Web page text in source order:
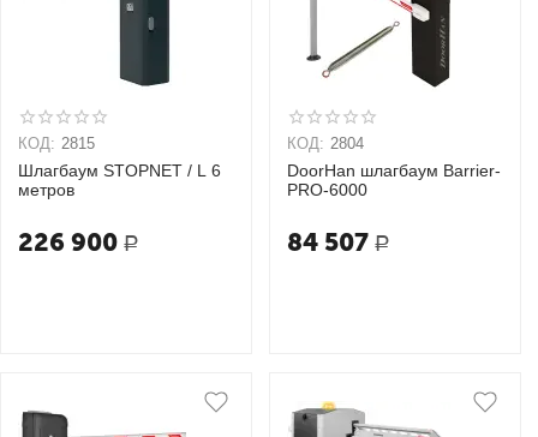
КОД: 2815
Шлагбаум STOPNET / L 6
метров
226 900 Р
КОД: 2804
DoorHan шлагбаум Barrier-
PRO-6000
84 507 Р